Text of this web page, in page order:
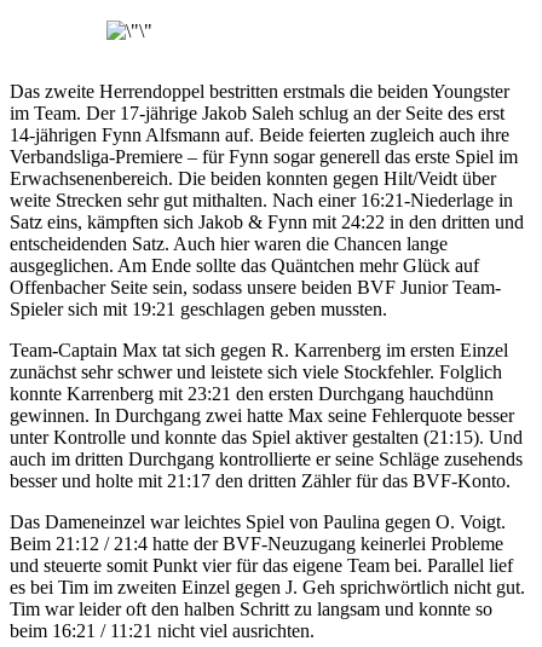
Das zweite Herrendoppel bestritten erstmals die beiden Youngster
im Team. Der 17-jährige Jakob Saleh schlug an der Seite des erst
14-jährigen Fynn Alfsmann auf. Beide feierten zugleich auch ihre
Verbandsliga-Premiere – für Fynn sogar generell das erste Spiel im
Erwachsenenbereich. Die beiden konnten gegen Hilt/Veidt über
weite Strecken sehr gut mithalten. Nach einer 16:21-Niederlage in
Satz eins, kämpften sich Jakob & Fynn mit 24:22 in den dritten und
entscheidenden Satz. Auch hier waren die Chancen lange
ausgeglichen. Am Ende sollte das Quäntchen mehr Glück auf
Offenbacher Seite sein, sodass unsere beiden BVF Junior Team-
Spieler sich mit 19:21 geschlagen geben mussten.
Team-Captain Max tat sich gegen R. Karrenberg im ersten Einzel
zunächst sehr schwer und leistete sich viele Stockfehler. Folglich
konnte Karrenberg mit 23:21 den ersten Durchgang hauchdünn
gewinnen. In Durchgang zwei hatte Max seine Fehlerquote besser
unter Kontrolle und konnte das Spiel aktiver gestalten (21:15). Und
auch im dritten Durchgang kontrollierte er seine Schläge zusehends
besser und holte mit 21:17 den dritten Zähler für das BVF-Konto.
Das Dameneinzel war leichtes Spiel von Paulina gegen O. Voigt.
Beim 21:12 / 21:4 hatte der BVF-Neuzugang keinerlei Probleme
und steuerte somit Punkt vier für das eigene Team bei. Parallel lief
es bei Tim im zweiten Einzel gegen J. Geh sprichwörtlich nicht gut.
Tim war leider oft den halben Schritt zu langsam und konnte so
beim 16:21 / 11:21 nicht viel ausrichten.